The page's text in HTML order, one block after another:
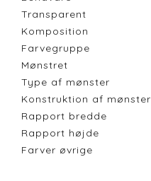
Transparent
Komposition
Farvegruppe
Mønstret
Type af mønster
Konstruktion af mønster
Rapport bredde
Rapport højde
Farver øvrige